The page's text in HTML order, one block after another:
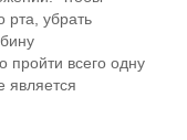
рта, убрать
пройти всего одну
является